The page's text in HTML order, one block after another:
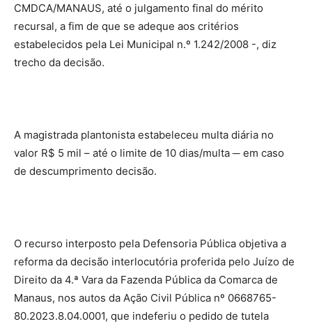
CMDCA/MANAUS, até o julgamento final do mérito
recursal, a fim de que se adeque aos critérios
estabelecidos pela Lei Municipal n.º 1.242/2008 -, diz
trecho da decisão.
A magistrada plantonista estabeleceu multa diária no
valor R$ 5 mil – até o limite de 10 dias/multa ─ em caso
de descumprimento decisão.
O recurso interposto pela Defensoria Pública objetiva a
reforma da decisão interlocutória proferida pelo Juízo de
Direito da 4.ª Vara da Fazenda Pública da Comarca de
Manaus, nos autos da Ação Civil Pública nº 0668765-
80.2023.8.04.0001, que indeferiu o pedido de tutela